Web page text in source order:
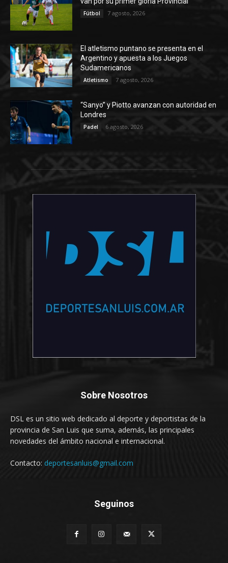
Fútbol 7 agosto, 2026
El atletismo puntano se presenta en el
Argentino y apuesta a los Juegos
Sudamericanos
Atletismo 7 agosto, 2026
“Sanyo” y Piotto avanzan con autoridad en
Londres
Padel 6 agosto, 2026
Sobre Nosotros
DSL es un sitio web dedicado al deporte y deportistas de la
provincia de San Luis que suma, además, las principales
novedades del ámbito nacional e internacional.
Contacto: deportesanluis@gmail.com
Seguinos